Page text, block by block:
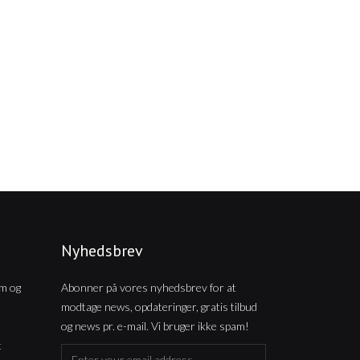
og
Nyhedsbrev
Abonner på vores nyhedsbrev for at
modtage news, opdateringer, gratis tilbud
og news pr. e-mail. Vi bruger ikke spam!